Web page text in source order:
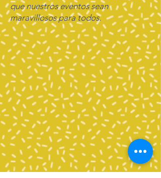
que nuestros eventos sean
maravillosos para todos.